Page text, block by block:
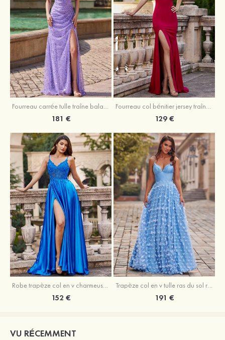
Fourreau carrée tulle traîne balayage robe de bal
181 €
Fourreau col bénitier jersey traîne balayage robe de bal
129 €
Robe trapèze col en v charmeuse traîne balayage robe de bal
152 €
Trapèze col en v tulle ras du sol robe de bal avec papillon
191 €
VU RÉCEMMENT